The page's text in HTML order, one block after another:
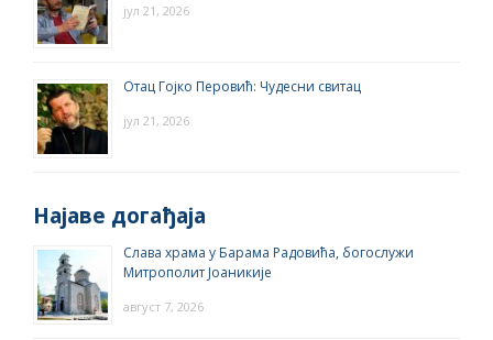
јул 21, 2026
Отац Гојко Перовић: Чудесни свитац
јул 21, 2026
Најаве догађаја
Слава храма у Барама Радовића, богослужи
Митрополит Јоаникије
август 7, 2026